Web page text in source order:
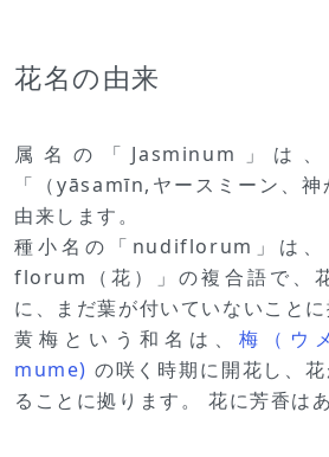
花名の由来
属名の「Jasminum」は
「（yāsamīn,ヤースミーン、
由来します。
種小名の「nudiflorum」は、
florum（花）」の複合語で、
に、まだ葉が付いていないことに
黄梅という和名は、梅（ウ
mume) の咲く時期に開花し、
ることに拠ります。 花に芳香は